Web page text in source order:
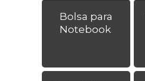
Bolsa para
Notebook